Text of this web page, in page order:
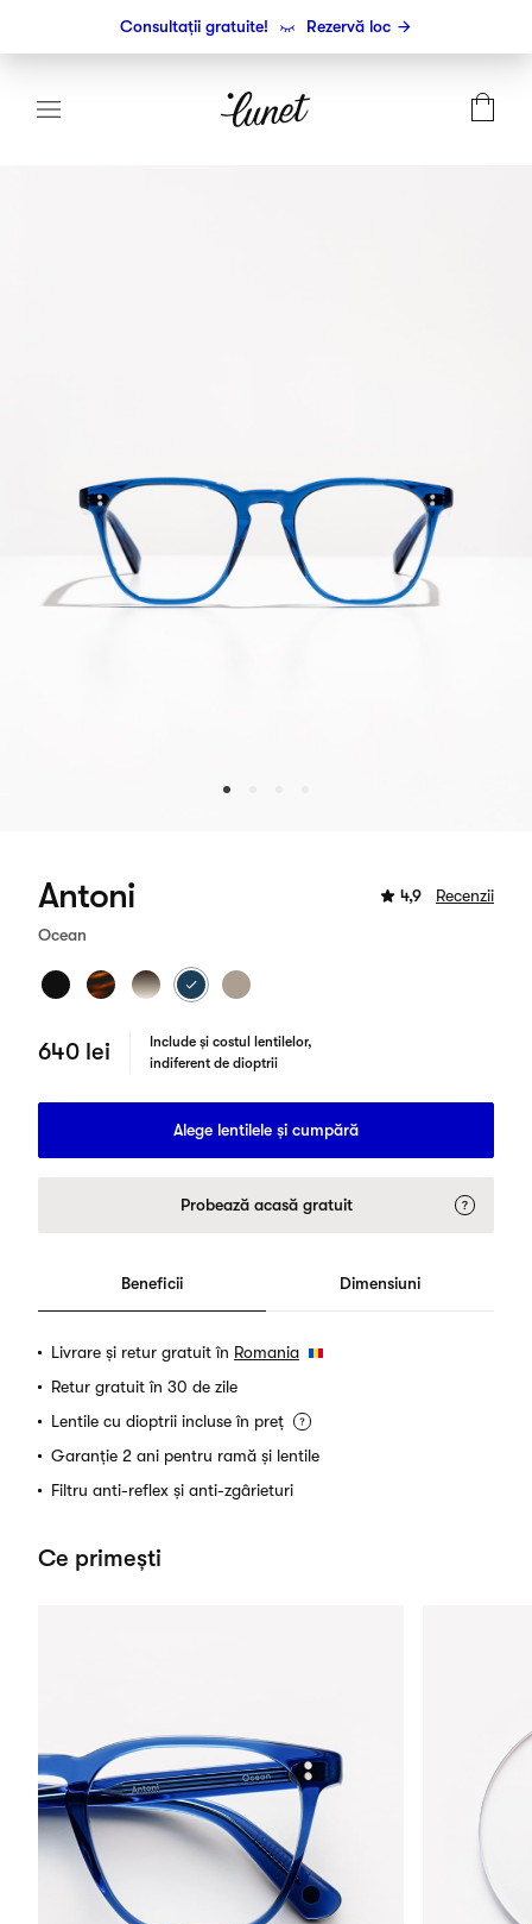
Consultații gratuite! Rezervă loc
Antoni 4,9 Recenzii
Ocean
640 lei
Include și costul lentilelor,
indiferent de dioptrii
Alege lentilele și cumpără
Probează acasă gratuit
Beneficii Dimensiuni
Livrare și retur gratuit în Romania
Retur gratuit în 30 de zile
Lentile cu dioptrii incluse în preț
Garanție 2 ani pentru ramă și lentile
Filtru anti-reflex și anti-zgârieturi
Ce primești